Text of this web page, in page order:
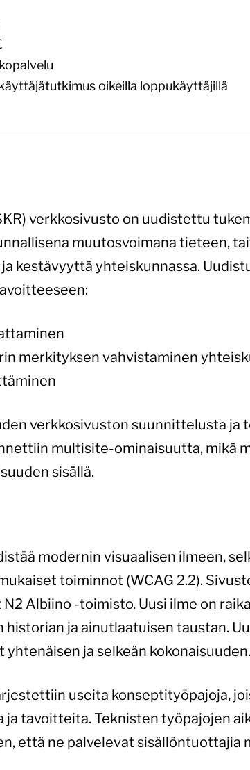
oikeilla loppukäyttäjillä
verkkosivusto on uudistettu
muutosvoimana tieteen,
kestävyyttä yhteiskunnassa.
merkityksen vahvistaminen
verkkosivuston suunnittelusta
multisite-ominaisuutta, mikä
sisällä.
modernin visuaalisen ilmeen,
toiminnot (WCAG 2.2).
Albiino -toimisto. Uusi ilme on
historian ja ainutlaatuisen taustan.
ja selkeän kokonaisuuden.
useita konseptityöpajoja,
ja tavoitteita. Teknisten työpajojen
että ne palvelevat sisällöntuottajia